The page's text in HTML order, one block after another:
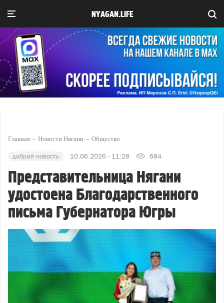
NYAGAN.LIFE
Главная Новости Нягани Общество
добрая новость 10.06.2026 - 11:28 684
Представительница Нягани
удостоена Благодарственного
письма Губернатора Югры